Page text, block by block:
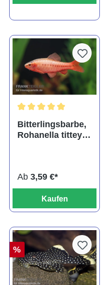
von 5 von 5 Sternen
Bitterlingsbarbe,
Rohanella titteya,
Ab 3,59 €*
Kaufen
%